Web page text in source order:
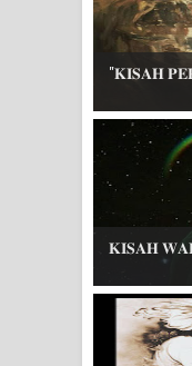
"𝐊𝐈𝐒𝐀𝐇
𝐊𝐈𝐒𝐀𝐇